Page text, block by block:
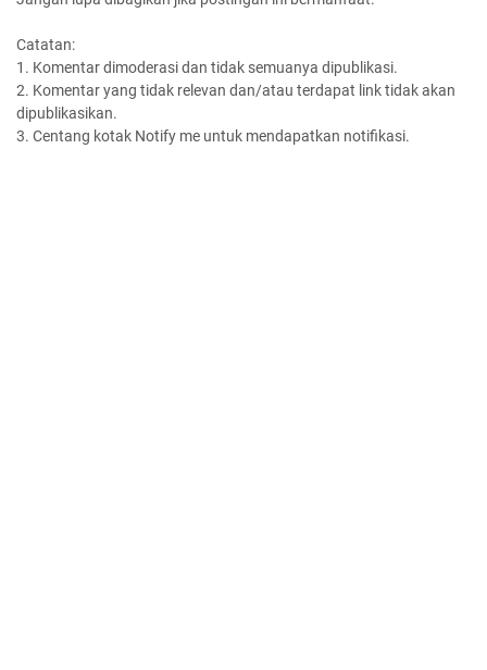
Catatan:
1. Komentar dimoderasi dan tidak semuanya dipublikasi.
2. Komentar yang tidak relevan dan/atau terdapat link tidak akan
dipublikasikan.
3. Centang kotak Notify me untuk mendapatkan notifikasi.